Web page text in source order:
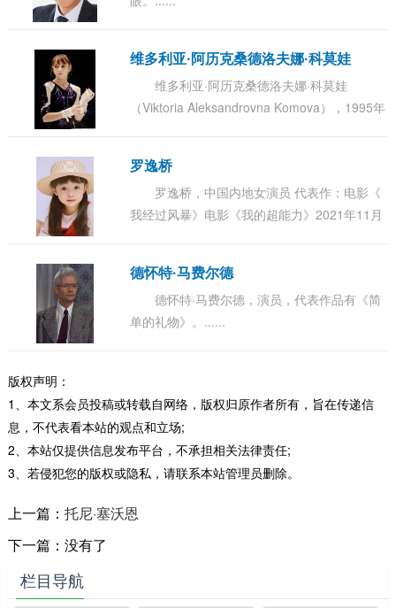
维多利亚·阿历克桑德洛夫娜·科莫娃
维多利亚·阿历克桑德洛夫娜·科莫娃
（Viktoria Aleksandrovna Komova），1995年
罗逸桥
罗逸桥，中国内地女演员 代表作：电影《
我经过风暴》电影《我的超能力》2021年11月
德怀特·马费尔德
德怀特·马费尔德，演员，代表作品有《简
单的礼物》。......
版权声明：
1、本文系会员投稿或转载自网络，版权归原作者所有，旨在传递信
息，不代表看本站的观点和立场;
2、本站仅提供信息发布平台，不承担相关法律责任;
3、若侵犯您的版权或隐私，请联系本站管理员删除。
上一篇： 托尼·塞沃恩
下一篇：没有了
栏目导航